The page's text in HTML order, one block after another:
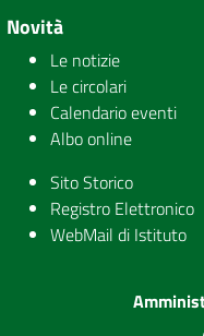
Novità
Le notizie
Le circolari
Calendario eventi
Albo online
Sito Storico
Registro Elettronico
WebMail di Istituto